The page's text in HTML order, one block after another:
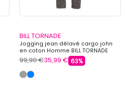
BILL TORNADE
Jogging jean délavé cargo john
en coton Homme BILL TORNADE
99,90 €35,99 € 63%